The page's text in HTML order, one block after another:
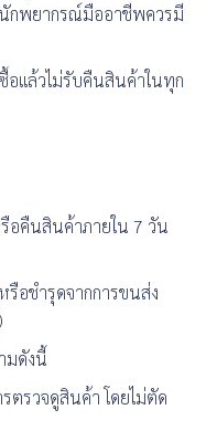
กพยากรณ์มืออาชีพควรมี
อแล้วไม่รับคืนสินค้าในทุก
อคืนสินค้าภายใน 7 วัน
อชำรุดจากการขนส่ง
มดังนี้
ตรวจดูสินค้า โดยไม่ตัด